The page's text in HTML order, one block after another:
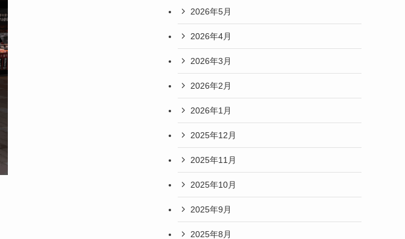
2026年5月
2026年4月
2026年3月
2026年2月
2026年1月
2025年12月
2025年11月
2025年10月
2025年9月
2025年8月